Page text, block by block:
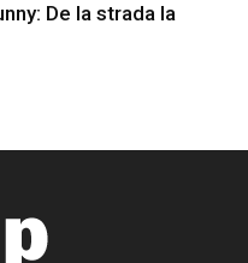
De la strada la